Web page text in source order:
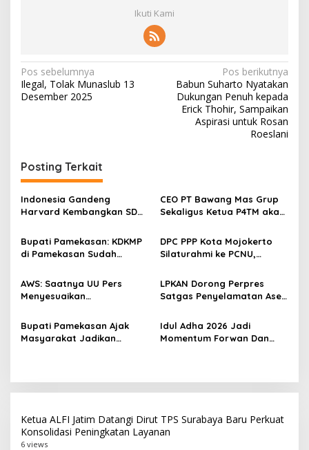
Ikuti Kami
N
a
a
s
i
o
Pos sebelumnya
Ilegal, Tolak Munaslub 13
Desember 2025
Pos berikutnya
Babun Suharto Nyatakan
Dukungan Penuh kepada
Erick Thohir, Sampaikan
Aspirasi untuk Rosan
Roeslani
Posting Terkait
Indonesia Gandeng
Harvard Kembangkan SDM
Dunia
CEO PT Bawang Mas Grup
Sekaligus Ketua P4TM akan
Tembakau di Madura
Bupati Pamekasan: KDKMP
di Pamekasan Sudah
Selesai Akhir Juli 2026
DPC PPP Kota Mojokerto
Silaturahmi ke PCNU,
Masyarakat
AWS: Saatnya UU Pers
Menyesuaikan
Digital dan AI
LPKAN Dorong Perpres
Satgas Penyelamatan Aset
Pemberantasan Korupsi
Bupati Pamekasan Ajak
Masyarakat Jadikan
‎Idul Adha 2026 Jadi
Momentum Forwan Dan
Ketua ALFI Jatim Datangi Dirut TPS Surabaya Baru Perkuat
Konsolidasi Peningkatan Layanan
6 views